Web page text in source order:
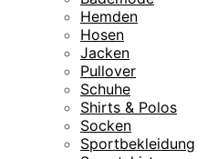
Hemden
Hosen
Jacken
Pullover
Schuhe
Shirts & Polos
Socken
Sportbekleidung